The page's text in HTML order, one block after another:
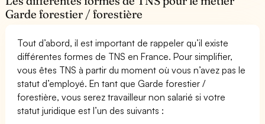
Garde forestier / forestière
Tout d’abord, il est important de rappeler qu’il existe
différentes formes de TNS en France. Pour simplifier,
vous êtes TNS à partir du moment où vous n’avez pas le
statut d’employé. En tant que Garde forestier /
forestière, vous serez travailleur non salarié si votre
statut juridique est l’un des suivants :